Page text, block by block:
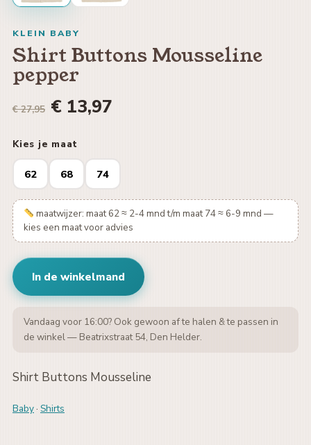
KLEIN BABY
Shirt Buttons Mousseline
pepper
€ 27,95 € 13,97
Kies je maat
62 68 74
maatwijzer: maat 62 ≈ 2-4 mnd t/m maat 74 ≈ 6-9 mnd —
kies een maat voor advies
In de winkelmand
Vandaag voor 16:00? Ook gewoon af te halen & te passen in
de winkel — Beatrixstraat 54, Den Helder.
Shirt Buttons Mousseline
Baby· Shirts